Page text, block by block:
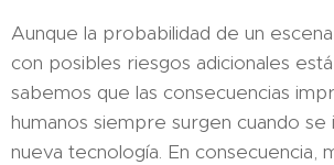
Aunque la probabilidad de un
con posibles riesgos adicionales
sabemos que las consecuencias
humanos siempre surgen cuando se
nueva tecnología. En consecuencia,